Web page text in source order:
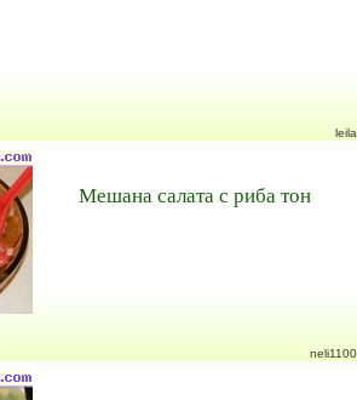
leila
Мешана салата с риба тон
neli1100